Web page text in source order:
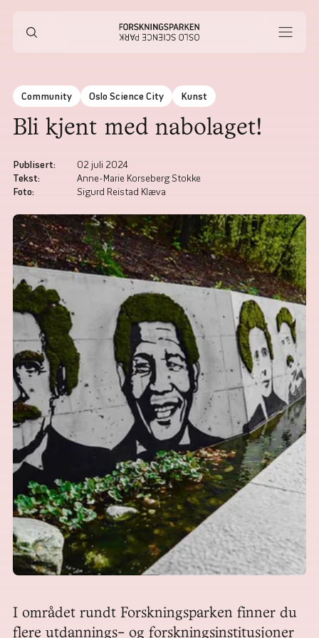
Community Oslo Science City Kunst
Bli kjent med nabolaget!
Publisert:
02 juli 2024
Tekst:
Anne-Marie Korseberg Stokke
Foto: Sigurd Reistad Klæva
I området rundt Forskningsparken finner du
flere utdannings- og forskningsinstitusjoner